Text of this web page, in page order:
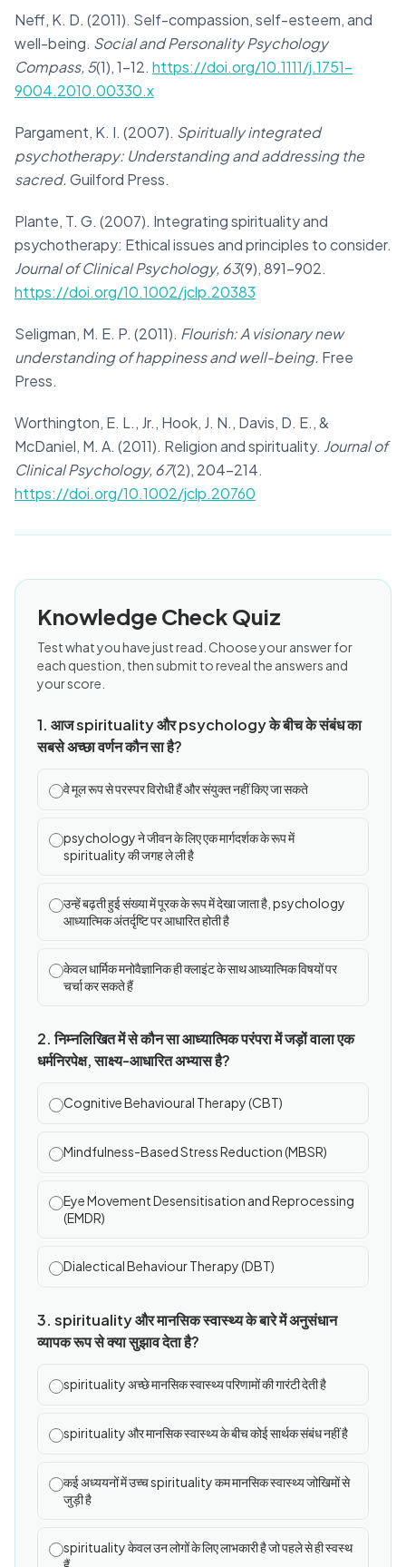
Neff, K. D. (2011). Self-compassion, self-esteem, and
well-being. Social and Personality Psychology
Compass, 5(1), 1–12. https://doi.org/10.1111/j.1751-
9004.2010.00330.x
Pargament, K. I. (2007). Spiritually integrated
psychotherapy: Understanding and addressing the
sacred.Guilford Press.
Plante, T. G. (2007). Integrating spirituality and
psychotherapy: Ethical issues and principles to consider.
Journal of Clinical Psychology, 63(9), 891–902.
https://doi.org/10.1002/jclp.20383
Seligman, M. E. P. (2011). Flourish: A visionary new
understanding of happiness and well-being. Free
Press.
Worthington, E. L., Jr., Hook, J. N., Davis, D. E., &
McDaniel, M. A. (2011). Religion and spirituality. Journal of
Clinical Psychology, 67(2), 204–214.
https://doi.org/10.1002/jclp.20760
Knowledge Check Quiz
Test what you have just read. Choose your answer for
each question, then submit to reveal the answers and
your score.
1. आज spirituality और psychology के बीच के संबंध का
सबसे अच्छा वर्णन कौन सा है?
वे मूल रूप से परस्पर विरोधी हैं और संयुक्त नहीं किए जा सकते
psychology ने जीवन के लिए एक मार्गदर्शक के रूप में
spirituality की जगह ले ली है
उन्हें बढ़ती हुई संख्या में पूरक के रूप में देखा जाता है, psychology
आध्यात्मिक अंतर्दृष्टि पर आधारित होती है
केवल धार्मिक मनोवैज्ञानिक ही क्लाइंट के साथ आध्यात्मिक विषयों पर
चर्चा कर सकते हैं
2. निम्नलिखित में से कौन सा आध्यात्मिक परंपरा में जड़ों वाला एक
धर्मनिरपेक्ष, साक्ष्य-आधारित अभ्यास है?
Cognitive Behavioural Therapy (CBT)
Mindfulness-Based Stress Reduction (MBSR)
Eye Movement Desensitisation and Reprocessing
(EMDR)
Dialectical Behaviour Therapy (DBT)
3. spirituality और मानसिक स्वास्थ्य के बारे में अनुसंधान
व्यापक रूप से क्या सुझाव देता है?
spirituality अच्छे मानसिक स्वास्थ्य परिणामों की गारंटी देती है
spirituality और मानसिक स्वास्थ्य के बीच कोई सार्थक संबंध नहीं है
कई अध्ययनों में उच्च spirituality कम मानसिक स्वास्थ्य जोखिमों से
जुड़ी है
spirituality केवल उन लोगों के लिए लाभकारी है जो पहले से ही स्वस्थ